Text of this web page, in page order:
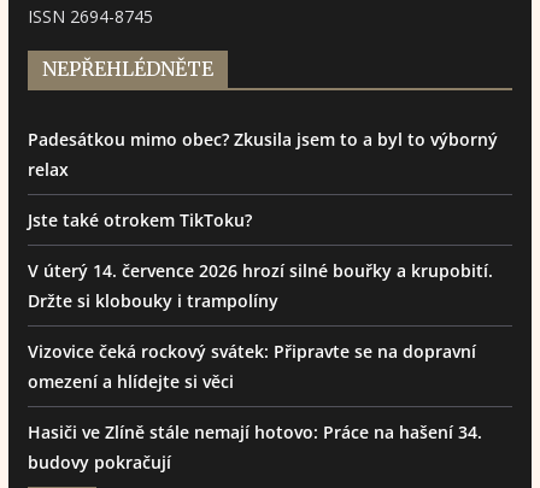
ISSN 2694-8745
NEPŘEHLÉDNĚTE
Padesátkou mimo obec? Zkusila jsem to a byl to výborný
relax
Jste také otrokem TikToku?
V úterý 14. července 2026 hrozí silné bouřky a krupobití.
Držte si klobouky i trampolíny
Vizovice čeká rockový svátek: Připravte se na dopravní
omezení a hlídejte si věci
Hasiči ve Zlíně stále nemají hotovo: Práce na hašení 34.
budovy pokračují